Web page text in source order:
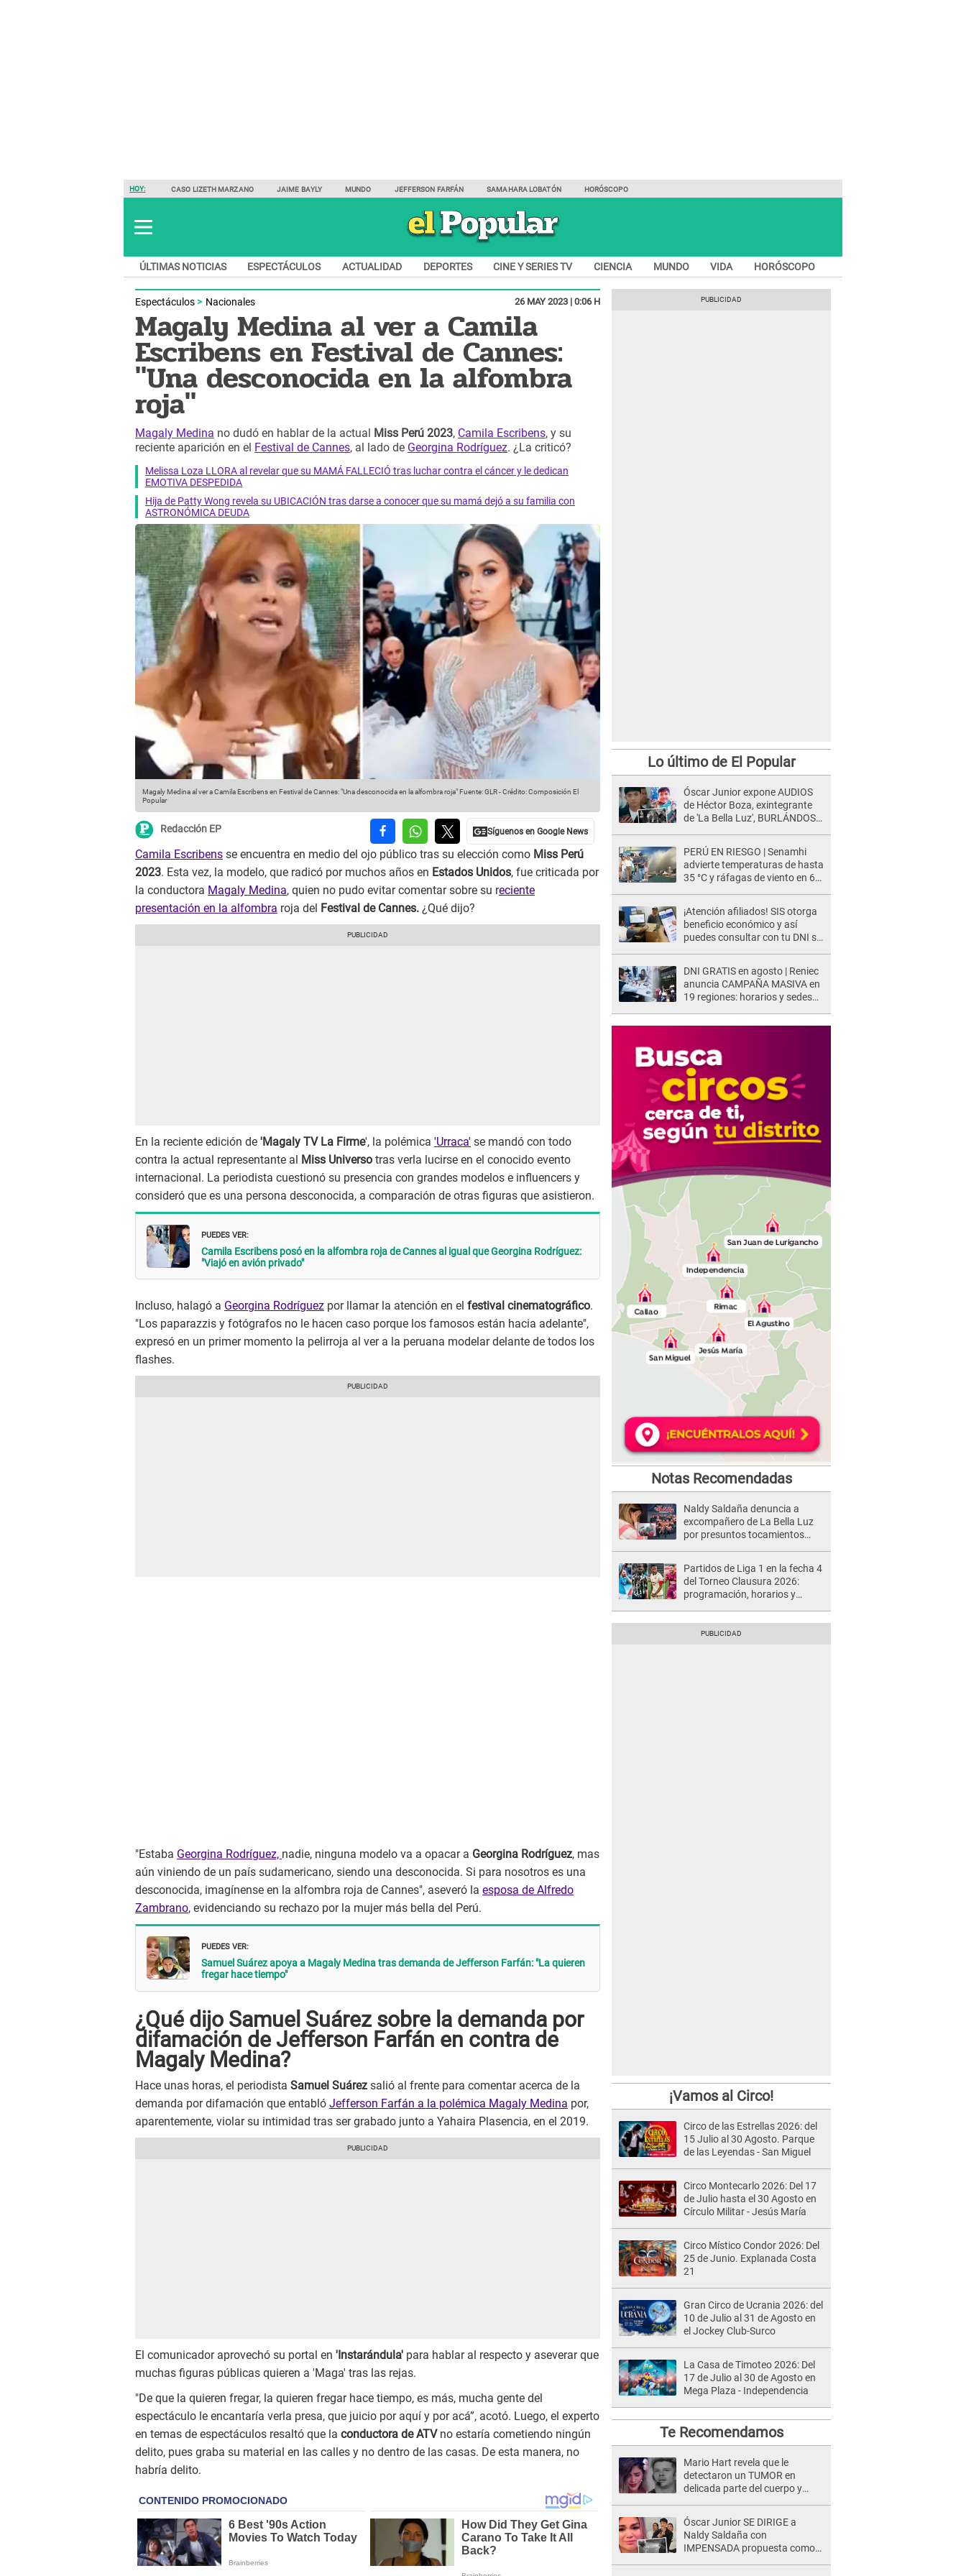
HOY: CASO LIZETH MARZANO JAIME BAYLY MUNDO JEFFERSON FARFÁN SAMAHARA LOBATÓN HORÓSCOPO
ÚLTIMAS NOTICIAS ESPECTÁCULOS ACTUALIDAD DEPORTES CINE Y SERIES TV CIENCIA MUNDO VIDA HORÓSCOPO
Espectáculos Nacionales 26 MAY 2023 | 0:06 H
Magaly Medina al ver a Camila
Escribens en Festival de Cannes:
"Una desconocida en la alfombra
roja"
Magaly Medina no dudó en hablar de la actual Miss Perú 2023, Camila Escribens, y su
reciente aparición en el Festival de Cannes, al lado de Georgina Rodríguez. ¿La criticó?
Melissa Loza LLORA al revelar que su MAMÁ FALLECIÓ tras luchar contra el cáncer y le dedican
EMOTIVA DESPEDIDA
Hija de Patty Wong revela su UBICACIÓN tras darse a conocer que su mamá dejó a su familia con
ASTRONÓMICA DEUDA
Magaly Medina al ver a Camila Escribens en Festival de Cannes: "Una desconocida en la alfombra roja" Fuente: GLR-Crédito: Composición El
Popular
Redacción EP
Camila Escribens se encuentra en medio del ojo público tras su elección como Miss Perú
2023. Esta vez, la modelo, que radicó por muchos años en Estados Unidos, fue criticada por
la conductora Magaly Medina, quien no pudo evitar comentar sobre su reciente
presentación en la alfombra roja del Festival de Cannes. ¿Qué dijo?
En la reciente edición de 'Magaly TV La Firme', la polémica 'Urraca' se mandó con todo
contra la actual representante al
Miss Universo tras verla lucirse en el conocido evento
internacional. La periodista cuestionó su presencia con grandes modelos e influencers y
consideró que es una persona desconocida, a comparación de otras figuras que asistieron.
PUEDES VER:
Camila Escribens posó en la alfombra roja de Cannes al igual que Georgina Rodríguez:
"Viajó en avión privado"
Incluso, halagó a Georgina Rodríguez por llamar la atención en el festival cinematográfico.
"Los paparazzis y fotógrafos no le hacen caso porque los famosos están hacia adelante",
expresó en un primer momento la pelirroja al ver a la peruana modelar delante de todos los
flashes.
"Estaba Georgina Rodríguez, nadie, ninguna modelo va a opacar a Georgina Rodríguez, mas
aún viniendo de un país sudamericano, siendo una desconocida. Si para nosotros es una
desconocida, imagínense en la alfombra roja de Cannes", aseveró la esposa de Alfredo
Zambrano, evidenciando su rechazo por la mujer más bella del Perú.
PUEDES VER:
Samuel Suárez apoya a Magaly Medina tras demanda de Jefferson Farfán: "La quieren
fregar hace tiempo"
¿Qué dijo Samuel Suárez sobre la demanda por
difamación de Jefferson Farfán en contra de
Magaly Medina?
Hace unas horas, el periodista Samuel Suárez salió al frente para comentar acerca de la
demanda por difamación que entabló Jefferson Farfán a la polémica Magaly Medina por,
aparentemente, violar su intimidad tras ser grabado junto a Yahaira Plasencia, en el 2019.
El comunicador aprovechó su portal en 'Instarándula' para hablar al respecto y aseverar que
muchas figuras públicas quieren a 'Maga' tras las rejas.
"De que la quieren fregar, la quieren fregar hace tiempo, es más, mucha gente del
espectáculo le encantaría verla presa, que juicio por aquí y por acá”, acotó. Luego, el experto
en temas de espectáculos resaltó que la conductora de ATVno estaría cometiendo ningún
delito, pues graba su material en las calles y no dentro de las casas. De esta manera, no
habría delito.
Lo último de El Popular
Óscar Junior expone AUDIOS
de Héctor Boza, exintegrante
de 'La Bella Luz', BURLÁNDOSE
de maltrato: "Grábame..."
PERÚ EN RIESGO | Senamhi
advierte temperaturas de hasta
35 °C y ráfagas de viento en 6
¡Atención afiliados! SIS otorga
beneficio económico y así
puedes consultar con tu DNI si
DNI GRATIS en agosto | Reniec
anuncia CAMPAÑA MASIVA en
19 regiones: horarios y sedes
Notas Recomendadas
Naldy Saldaña denuncia a
excompañero de La Bella Luz
por presuntos tocamientos
Partidos de Liga 1 en la fecha 4
del Torneo Clausura 2026:
programación, horarios y
¡Vamos al Circo!
Circo de las Estrellas 2026: del
15 Julio al 30 Agosto. Parque
de las Leyendas - San Miguel
Circo Montecarlo 2026: Del 17
de Julio hasta el 30 Agosto en
Círculo Militar - Jesús María
Circo Místico Condor 2026: Del
25 de Junio. Explanada Costa
21
Gran Circo de Ucrania 2026: del
10 de Julio al 31 de Agosto en
el Jockey Club-Surco
La Casa de Timoteo 2026: Del
17 de Julio al 30 de Agosto en
Mega Plaza - Independencia
Te Recomendamos
Mario Hart revela que le
detectaron un TUMOR en
delicada parte del cuerpo y
muy fuertes..."
Óscar Junior SE DIRIGE a
Naldy Saldaña con
IMPENSADA propuesta como